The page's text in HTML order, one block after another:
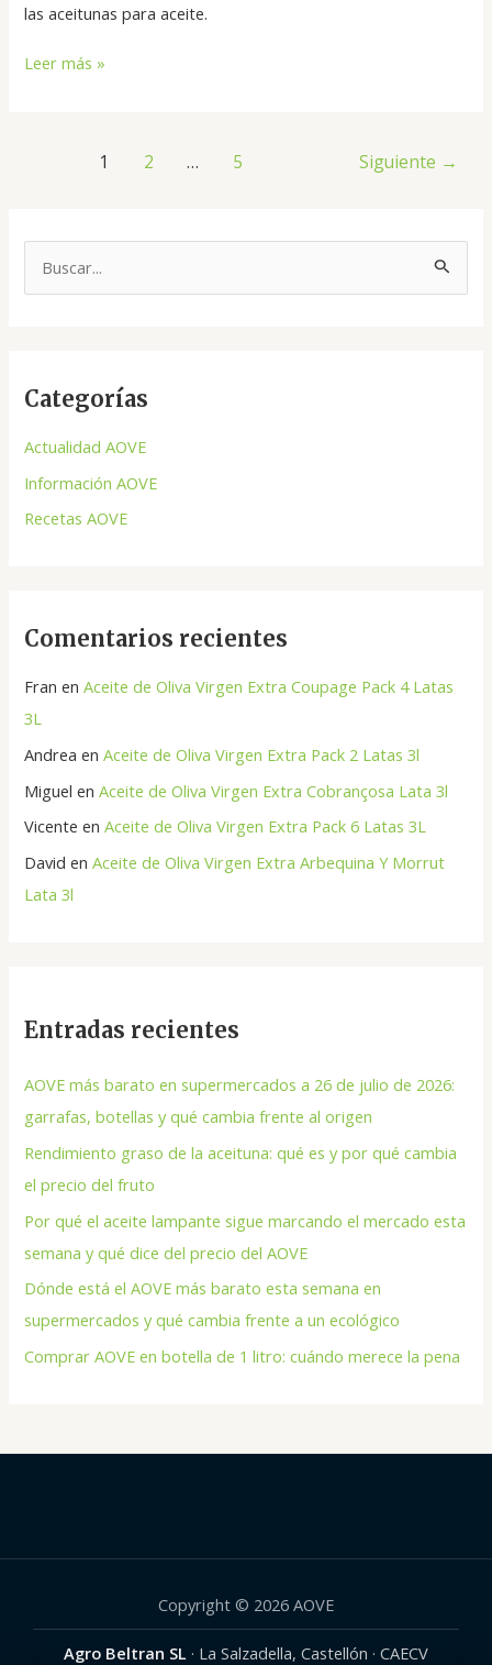
las aceitunas para aceite.
Leer más »
1 2 … 5 Siguiente →
u
a
o
r
Categorías
Actualidad AOVE
Información AOVE
Recetas AOVE
Comentarios recientes
Fran enAceite de Oliva Virgen Extra Coupage Pack 4 Latas
3L
Andrea enAceite de Oliva Virgen Extra Pack 2 Latas 3l
Miguel enAceite de Oliva Virgen Extra Cobrançosa Lata 3l
Vicente enAceite de Oliva Virgen Extra Pack 6 Latas 3L
David enAceite de Oliva Virgen Extra Arbequina Y Morrut
Lata 3l
Entradas recientes
AOVE más barato en supermercados a 26 de julio de 2026:
garrafas, botellas y qué cambia frente al origen
Rendimiento graso de la aceituna: qué es y por qué cambia
el precio del fruto
Por qué el aceite lampante sigue marcando el mercado esta
semana y qué dice del precio del AOVE
Dónde está el AOVE más barato esta semana en
supermercados y qué cambia frente a un ecológico
Comprar AOVE en botella de 1 litro: cuándo merece la pena
Copyright © 2026 AOVE
Agro Beltran SL · La Salzadella, Castellón · CAECV